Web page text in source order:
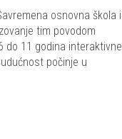
osnovna škola i
tim povodom
do 11 godina interaktivne
počinje u